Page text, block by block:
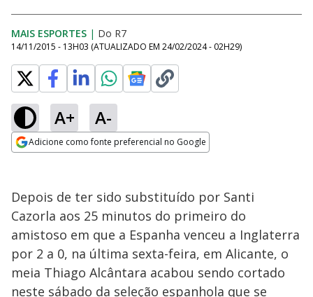
MAIS ESPORTES | Do R7
14/11/2015 - 13H03 (ATUALIZADO EM 24/02/2024 - 02H29)
A+ A-
Adicione como fonte preferencial no Google
Depois de ter sido substituído por Santi
Cazorla aos 25 minutos do primeiro do
amistoso em que a Espanha venceu a Inglaterra
por 2 a 0, na última sexta-feira, em Alicante, o
meia Thiago Alcântara acabou sendo cortado
neste sábado da seleção espanhola que se